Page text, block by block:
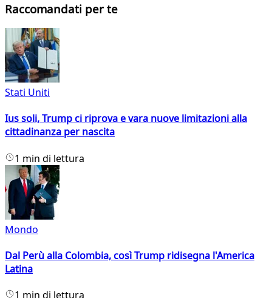
Raccomandati per te
Stati Uniti
Ius soli, Trump ci riprova e vara nuove limitazioni alla
cittadinanza per nascita
1 min di lettura
Mondo
Dal Perù alla Colombia, così Trump ridisegna l'America
Latina
1 min di lettura